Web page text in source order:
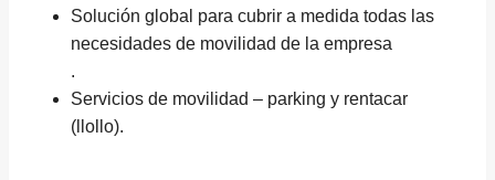
Solución global para cubrir a medida todas las
necesidades de movilidad de la empresa
.
Servicios de movilidad – parking y rentacar
(llollo).